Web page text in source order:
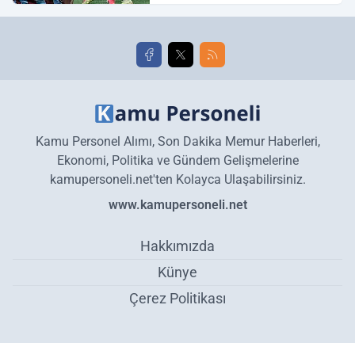
golleri!
Kamu Personel Alımı, Son Dakika Memur Haberleri,
Ekonomi, Politika ve Gündem Gelişmelerine
kamupersoneli.net'ten Kolayca Ulaşabilirsiniz.
www.kamupersoneli.net
Hakkımızda
Künye
Çerez Politikası